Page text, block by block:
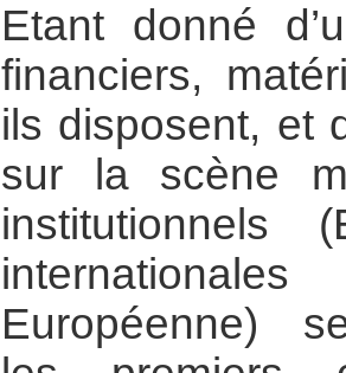
Etant donné
financiers,
ils disposent, et
sur la scène
institutionnels
Européenne)